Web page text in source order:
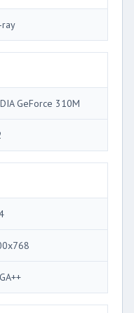
ray
GeForce 310M